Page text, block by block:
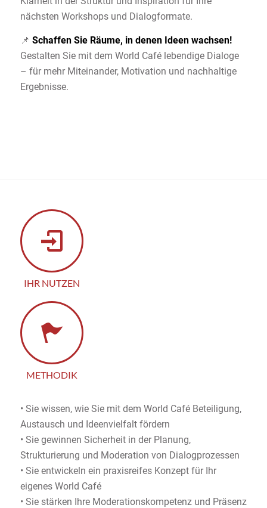
nächsten Workshops und Dialogformate.
📌 Schaffen Sie Räume, in denen Ideen wachsen!
Gestalten Sie mit dem World Café lebendige Dialoge
– für mehr Miteinander, Motivation und nachhaltige
Ergebnisse.
IHR NUTZEN
METHODIK
• Sie wissen, wie Sie mit dem World Café Beteiligung,
Austausch und Ideenvielfalt fördern
• Sie gewinnen Sicherheit in der Planung,
Strukturierung und Moderation von Dialogprozessen
• Sie entwickeln ein praxisreifes Konzept für Ihr
eigenes World Café
• Sie stärken Ihre Moderationskompetenz und Präsenz